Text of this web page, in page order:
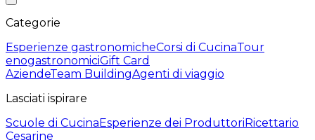
Categorie
Esperienze gastronomicheCorsi di CucinaTour
enogastronomiciGift Card
AziendeTeam BuildingAgenti di viaggio
Lasciati ispirare
Scuole di CucinaEsperienze dei ProduttoriRicettario
Cesarine